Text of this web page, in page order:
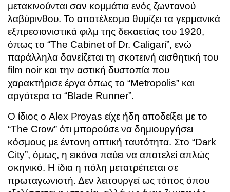
μετακινούνται σαν κομμάτια ενός ζωντανού
λαβύρινθου. Το αποτέλεσμα θυμίζει τα γερμανικά
εξπρεσιονιστικά φιλμ της δεκαετίας του 1920,
όπως το “The Cabinet of Dr. Caligari”, ενώ
παράλληλα δανείζεται τη σκοτεινή αισθητική του
film noir και την αστική δυστοπία που
χαρακτήρισε έργα όπως το “Metropolis” και
αργότερα το “Blade Runner”.
Ο ίδιος ο Alex Proyas είχε ήδη αποδείξει με το
“The Crow” ότι μπορούσε να δημιουργήσει
κόσμους με έντονη οπτική ταυτότητα. Στο “Dark
City”, όμως, η εικόνα παύει να αποτελεί απλώς
σκηνικό. Η ίδια η πόλη μετατρέπεται σε
πρωταγωνιστή. Δεν λειτουργεί ως τόπος όπου